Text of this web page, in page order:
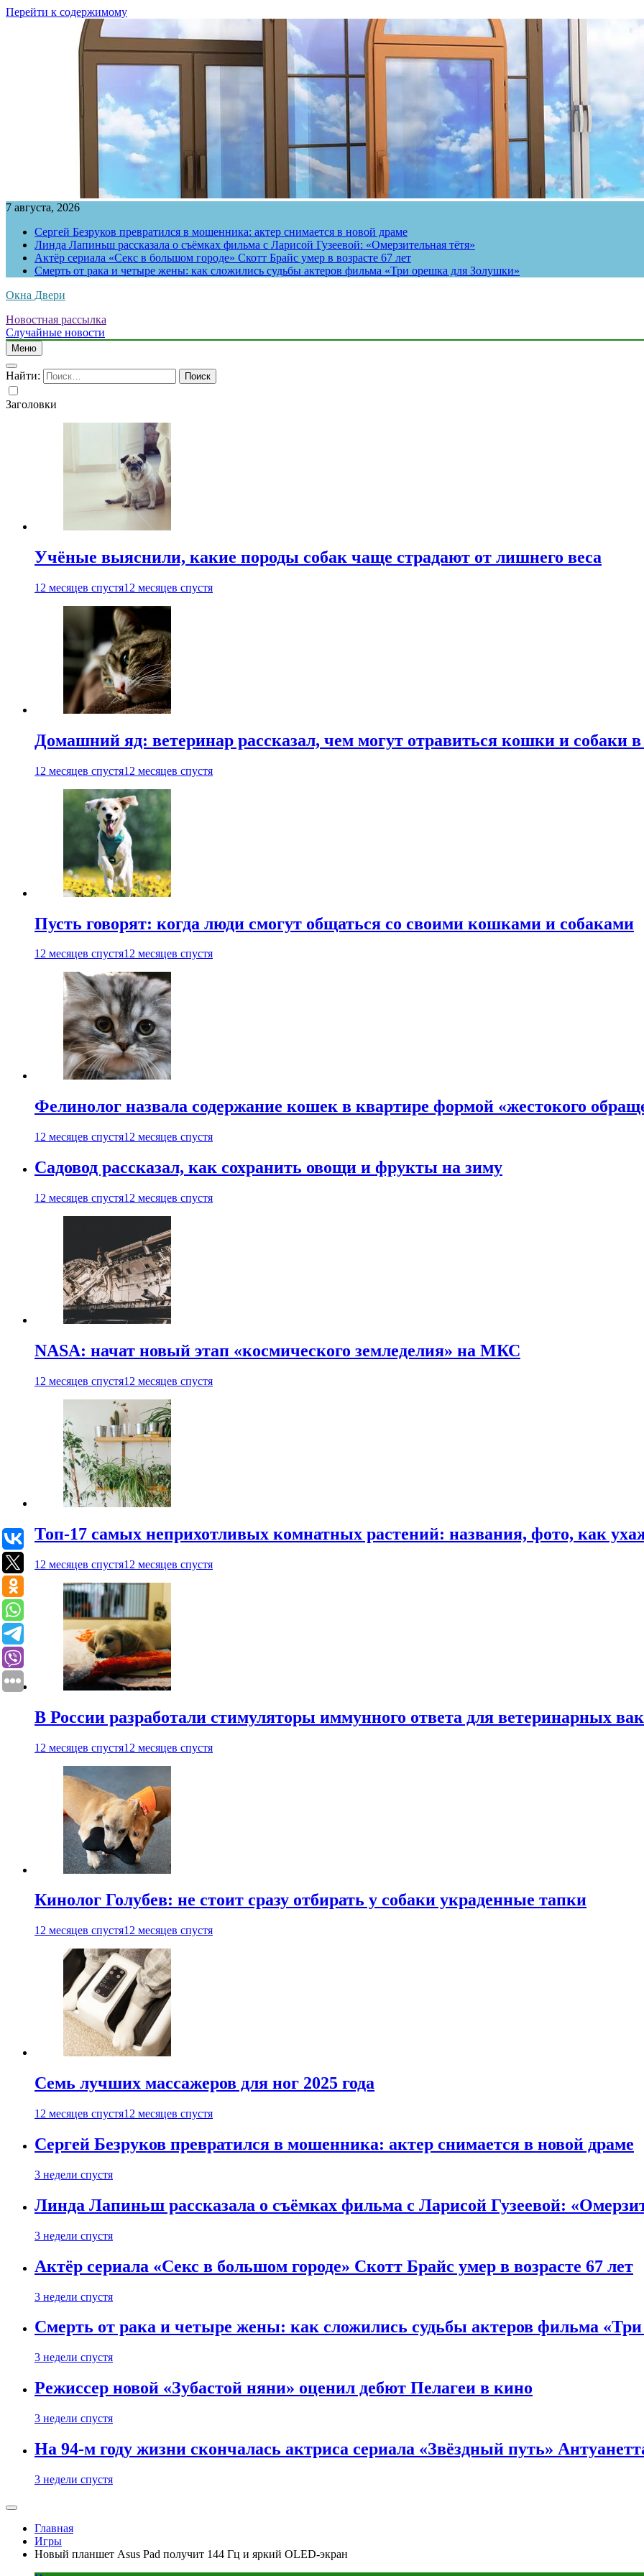
Перейти к содержимому
7 августа, 2026
Сергей Безруков превратился в мошенника: актер снимается в новой драме
Линда Лапиньш рассказала о съёмках фильма с Ларисой Гузеевой: «Омерзительная тётя»
Актёр сериала «Секс в большом городе» Скотт Брайс умер в возрасте 67 лет
Смерть от рака и четыре жены: как сложились судьбы актеров фильма «Три орешка для Золушки»
Окна Двери
Новостная рассылка
Случайные новости
Меню
Найти:
Заголовки
Учёные выяснили, какие породы собак чаще страдают от лишнего веса
12 месяцев спустя12 месяцев спустя
Домашний яд: ветеринар рассказал, чем могут отравиться кошки и собаки
12 месяцев спустя12 месяцев спустя
Пусть говорят: когда люди смогут общаться со своими кошками и собаками
12 месяцев спустя12 месяцев спустя
Фелинолог назвала содержание кошек в квартире формой «жестокого
12 месяцев спустя12 месяцев спустя
Садовод рассказал, как сохранить овощи и фрукты на зиму
12 месяцев спустя12 месяцев спустя
NASA: начат новый этап «космического земледелия» на МКС
12 месяцев спустя12 месяцев спустя
Топ-17 самых неприхотливых комнатных растений: названия, фото, как
12 месяцев спустя12 месяцев спустя
В России разработали стимуляторы иммунного ответа для ветеринарных
12 месяцев спустя12 месяцев спустя
Кинолог Голубев: не стоит сразу отбирать у собаки украденные тапки
12 месяцев спустя12 месяцев спустя
Семь лучших массажеров для ног 2025 года
12 месяцев спустя12 месяцев спустя
Сергей Безруков превратился в мошенника: актер снимается в новой драме
3 недели спустя
Линда Лапиньш рассказала о съёмках фильма с Ларисой Гузеевой:
3 недели спустя
Актёр сериала «Секс в большом городе» Скотт Брайс умер в возрасте 67 лет
3 недели спустя
Смерть от рака и четыре жены: как сложились судьбы актеров фильма
3 недели спустя
Режиссер новой «Зубастой няни» оценил дебют Пелагеи в кино
3 недели спустя
На 94-м году жизни скончалась актриса сериала «Звёздный путь»
3 недели спустя
Главная
Игры
Новый планшет Asus Pad получит 144 Гц и яркий OLED-экран